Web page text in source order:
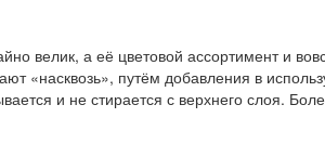
велик, а её цветовой ассортимент и
«насквозь», путём добавления в
и не стирается с верхнего слоя.